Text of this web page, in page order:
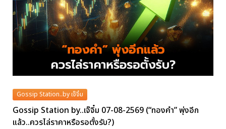
Gossip Station..by เจ๊จิ๋ม
Gossip Station by..เจ๊จิ๋ม 07-08-2569 (“ทองคำ” พุ่งอีก
แล้ว..ควรไล่ราคาหรือรอตั้งรับ?)